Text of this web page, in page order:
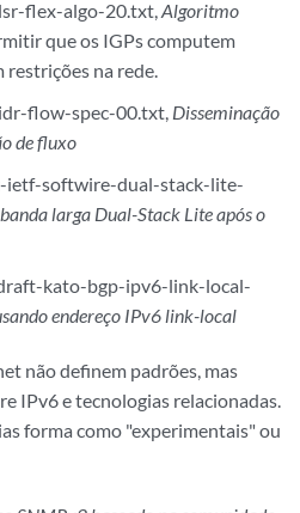
flex-algo-20.txt,Algoritmo
que os IGPs computem
restrições na rede.
flow-spec-00.txt, Disseminação
de fluxo
ietf-softwire-dual-stack-lite-
larga Dual-Stack Lite após o
kato-bgp-ipv6-link-local-
endereço IPv6 link-local
não definem padrões, mas
IPv6 e tecnologias relacionadas.
forma como "experimentais" ou